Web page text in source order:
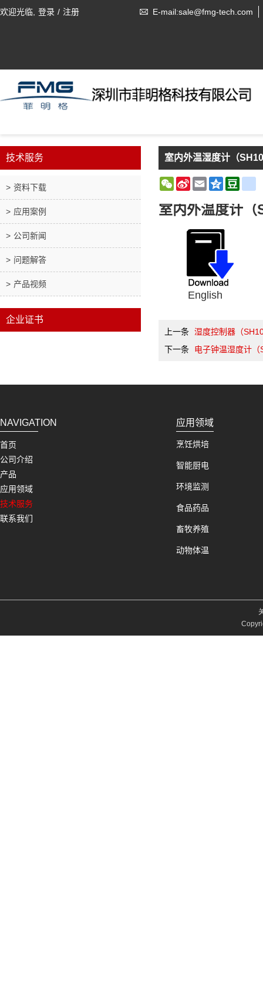
欢迎光临, 登录 / 注册 E-mail:sale@fmg-tech.com
技术服务
资料下载
应用案例
公司新闻
问题解答
产品视频
企业证书
室内外温湿度计（
WeChat
Sina
Weibo
Email Qzone
室内外温度计（
English
上一条 湿度控制器（
下一条
电子钟温湿度计
NAVIGATION
首页
公司介绍
产品
应用领域
技术服务
联系我们
应用领域
烹饪烘培
智能厨电
环境监测
食品药品
畜牧养殖
动物体温